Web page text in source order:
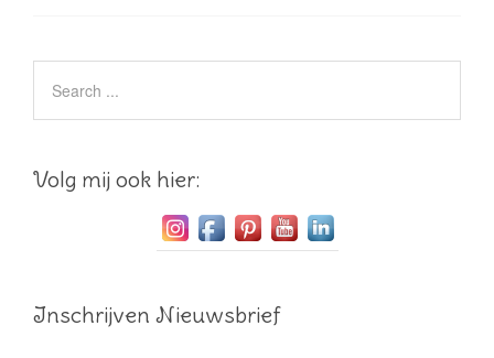
Volg mij ook hier:
Inschrijven Nieuwsbrief